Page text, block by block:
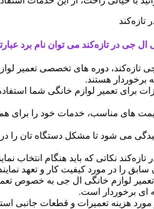
تازه‌کند
جی در تازه‌کند می توان نام برد
دوره های تخصصی تعمیر
برخوردار هستند.
برای تعمیر لوازم خانگی شما
های مناسب، خدمات خود را برای
می شود تا مشکل دستگاه تان را در
نکاتی که باید هنگام انتخاب
را در مورد کیفیت کار و تعهد
لوازم خانگی ال جی به خصوص
ای برخوردار است.
هزینه تعمیرات و قطعات جانبی